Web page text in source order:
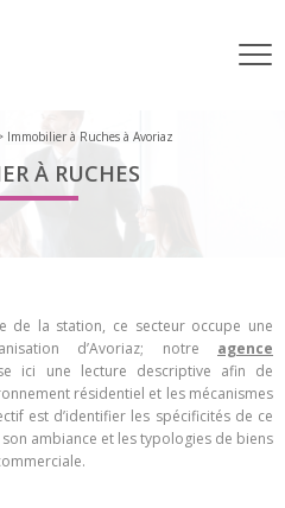
Immobilier à Ruches à Avoriaz
À RUCHES
de la station, ce secteur occupe une
d’Avoriaz; notre agence
ici une lecture descriptive afin de
résidentiel et les mécanismes
est d’identifier les spécificités de ce
ambiance et les typologies de biens